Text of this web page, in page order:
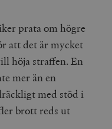
prata om högre
att det är mycket
höja straffen. En
mer än en
med stöd i
brott reds ut